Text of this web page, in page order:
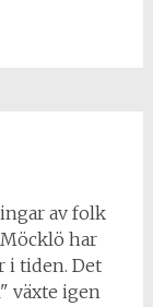
av folk
har
i tiden. Det
växte igen